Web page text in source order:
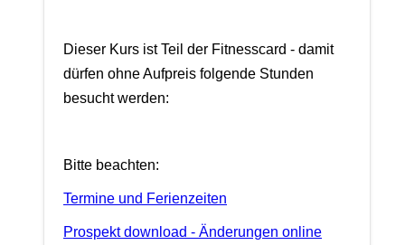
Dieser Kurs ist Teil der Fitnesscard - damit
dürfen ohne Aufpreis folgende Stunden
besucht werden:
Bitte beachten:
Termine und Ferienzeiten
Prospekt download - Änderungen online